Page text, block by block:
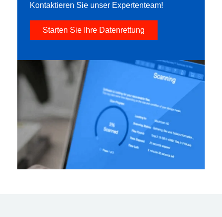
Kontaktieren Sie unser Expertenteam!
Starten Sie Ihre Datenrettung